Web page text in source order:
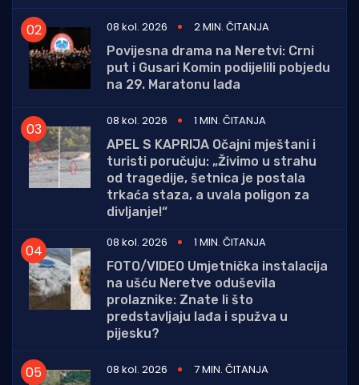
08 kol. 2026
2 MIN. ČITANJA
Povijesna drama na Neretvi: Crni
put i Gusari Komin podijelili pobjedu
na 29. Maratonu lađa
08 kol. 2026
1 MIN. ČITANJA
APEL S KAPRIJA Očajni mještani i
turisti poručuju: „Živimo u strahu
od tragedije, šetnica je postala
trkaća staza, a uvala poligon za
divljanje!“
08 kol. 2026
1 MIN. ČITANJA
FOTO/VIDEO Umjetnička instalacija
na ušću Neretve oduševila
prolaznike: Znate li što
predstavljaju lađa i spužva u
pijesku?
08 kol. 2026
7 MIN. ČITANJA